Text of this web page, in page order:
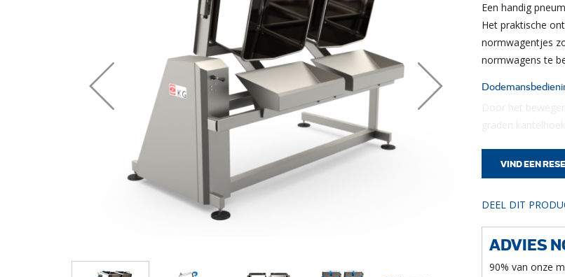
Een handig
Het praktische
normwagentjes
normwagens te
graden
delen te
Geheel
pneumatische
druk.
VIND EEN
DEEL DIT
ADVIES
90% van onze